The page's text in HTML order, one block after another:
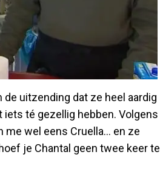
de uitzending dat ze heel aardig
té gezellig hebben. Volgens
wel eens Cruella... en ze
je Chantal geen twee keer te